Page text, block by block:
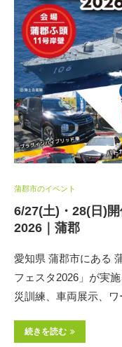
蒲郡市のイベント
6/27(土)・28(日)
2026｜蒲郡
愛知県 蒲郡市にある
フェスタ2026」が実
災訓練、車両展示、
続きを読む